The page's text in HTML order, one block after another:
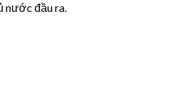
nước đầu ra.